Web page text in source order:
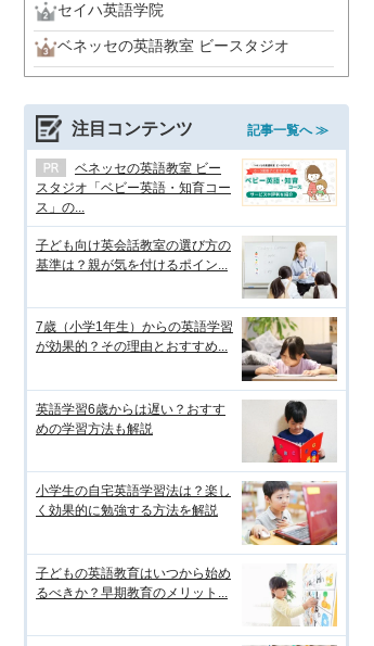
セイハ英語学院
ベネッセの英語教室 ビースタジオ
注目コンテンツ 記事一覧へ ≫
ベネッセの英語教室 ビー
スタジオ「ベビー英語・知育コー
ス」の...
子ども向け英会話教室の選び方の
基準は？親が気を付けるポイン...
7歳（小学1年生）からの英語学習
が効果的？その理由とおすすめ...
英語学習6歳からは遅い？おすす
めの学習方法も解説
小学生の自宅英語学習法は？楽し
く効果的に勉強する方法を解説
子どもの英語教育はいつから始め
るべきか？早期教育のメリット...